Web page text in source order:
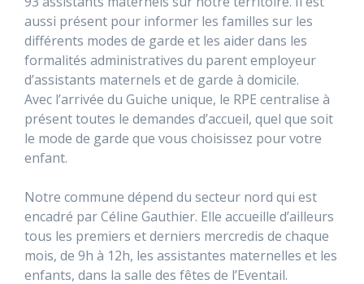
aussi présent pour informer les familles sur les
différents modes de garde et les aider dans les
formalités administratives du parent employeur
d’assistants maternels et de garde à domicile.
Avec l’arrivée du Guiche unique, le RPE centralise à
présent toutes le demandes d’accueil, quel que soit
le mode de garde que vous choisissez pour votre
enfant.
Notre commune dépend du secteur nord qui est
encadré par Céline Gauthier. Elle accueille d’ailleurs
tous les premiers et derniers mercredis de chaque
mois, de 9h à 12h, les assistantes maternelles et les
enfants, dans la salle des fêtes de l’Eventail.